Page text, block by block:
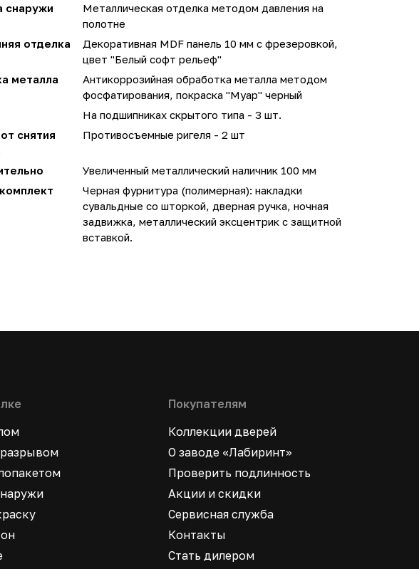
снаружи
Металлическая отделка методом давления на
полотне
отделка
Декоративная MDF панель 10 мм с фрезеровкой,
цвет "Белый софт рельеф"
металла
Антикоррозийная обработка металла методом
фосфатирования, покраска "Муар" черный
На подшипниках скрытого типа - 3 шт.
снятия
Противосъемные ригеля - 2 шт
Увеличенный металлический наличник 100 мм
Черная фурнитура (полимерная): накладки
сувальдные со шторкой, дверная ручка, ночная
задвижка, металлический эксцентрик с защитной
вставкой.
Покупателям
Коллекции дверей
О заводе «Лабиринт»
Проверить подлинность
Акции и скидки
Сервисная служба
Контакты
Стать дилером